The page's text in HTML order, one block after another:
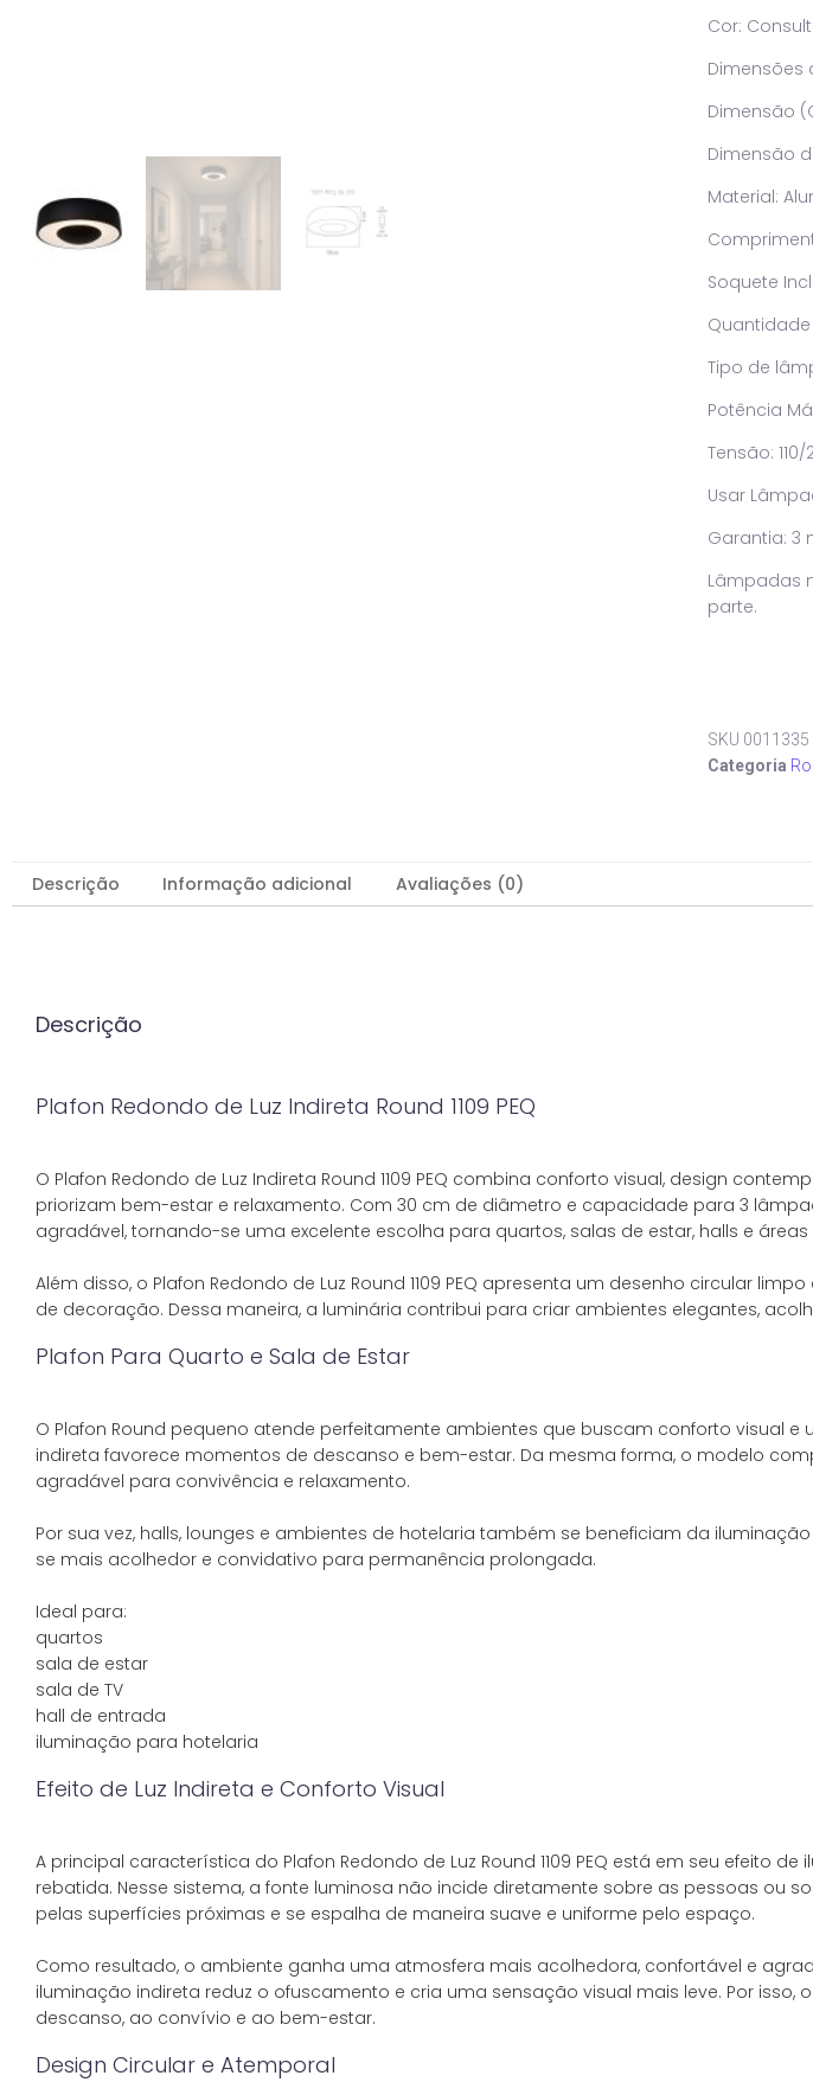
Cor:
Dimensões
Dimensão
Dimensão
Material:
Soquete
Tipo de
Potência
Tensão: 110/
Usar
Garantia: 3
Lâmpadas
parte.
SKU 0011335
Categoria
Descrição Informação adicional Avaliações (0)
Descrição
Plafon Redondo de Luz Indireta Round 1109 PEQ
O Plafon Redondo de Luz Indireta Round 1109 PEQ combina conforto visual, design
priorizam bem-estar e relaxamento. Com 30 cm de diâmetro e capacidade para 3
agradável, tornando-se uma excelente escolha para quartos, salas de estar, halls e
Além disso, o Plafon Redondo de Luz Round 1109 PEQ apresenta um desenho circular
Plafon Para Quarto e Sala de Estar
O Plafon Round pequeno atende perfeitamente ambientes que buscam conforto visual e
indireta favorece momentos de descanso e bem-estar. Da mesma forma, o modelo
agradável para convivência e relaxamento.
Por sua vez, halls, lounges e ambientes de hotelaria também se beneficiam da
se mais acolhedor e convidativo para permanência prolongada.
Ideal para:
quartos
sala de estar
sala de TV
hall de entrada
Efeito de Luz Indireta e Conforto Visual
A principal característica do Plafon Redondo de Luz Round 1109 PEQ está em seu efeito
rebatida. Nesse sistema, a fonte luminosa não incide diretamente sobre as pessoas ou
pelas superfícies próximas e se espalha de maneira suave e uniforme pelo espaço.
Como resultado, o ambiente ganha uma atmosfera mais acolhedora, confortável e
iluminação indireta reduz o ofuscamento e cria uma sensação visual mais leve. Por
Design Circular e Atemporal